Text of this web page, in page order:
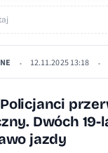
• 12.11.2025 13:18 •
Dwóch 19-
jazdy